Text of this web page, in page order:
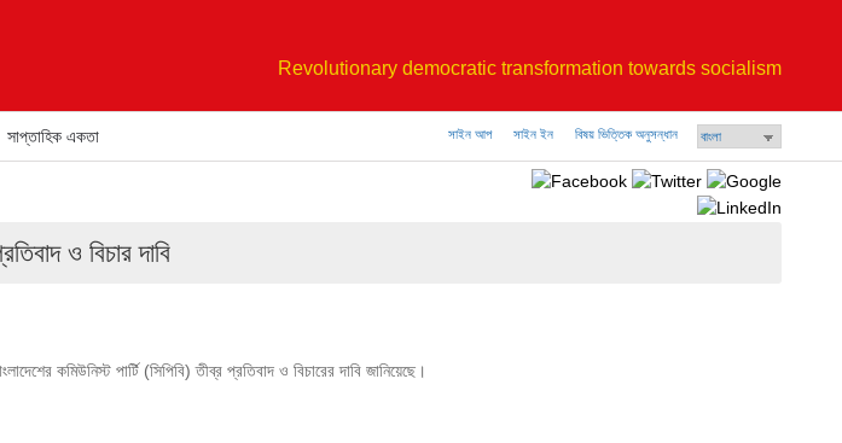
Revolutionary democratic transformation towards socialism
সাপ্তাহিক একতা সাইন আপ সাইন ইন বিষয় ভিত্তিক অনুসন্ধান
ও বিচার দাবি
কমিউনিস্ট পার্টি (সিপিবি) তীব্র প্রতিবাদ ও বিচারের দাবি জানিয়েছে।